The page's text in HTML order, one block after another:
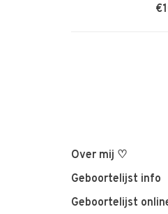
Over mij ♡
Geboortelijst info
Geboortelijst